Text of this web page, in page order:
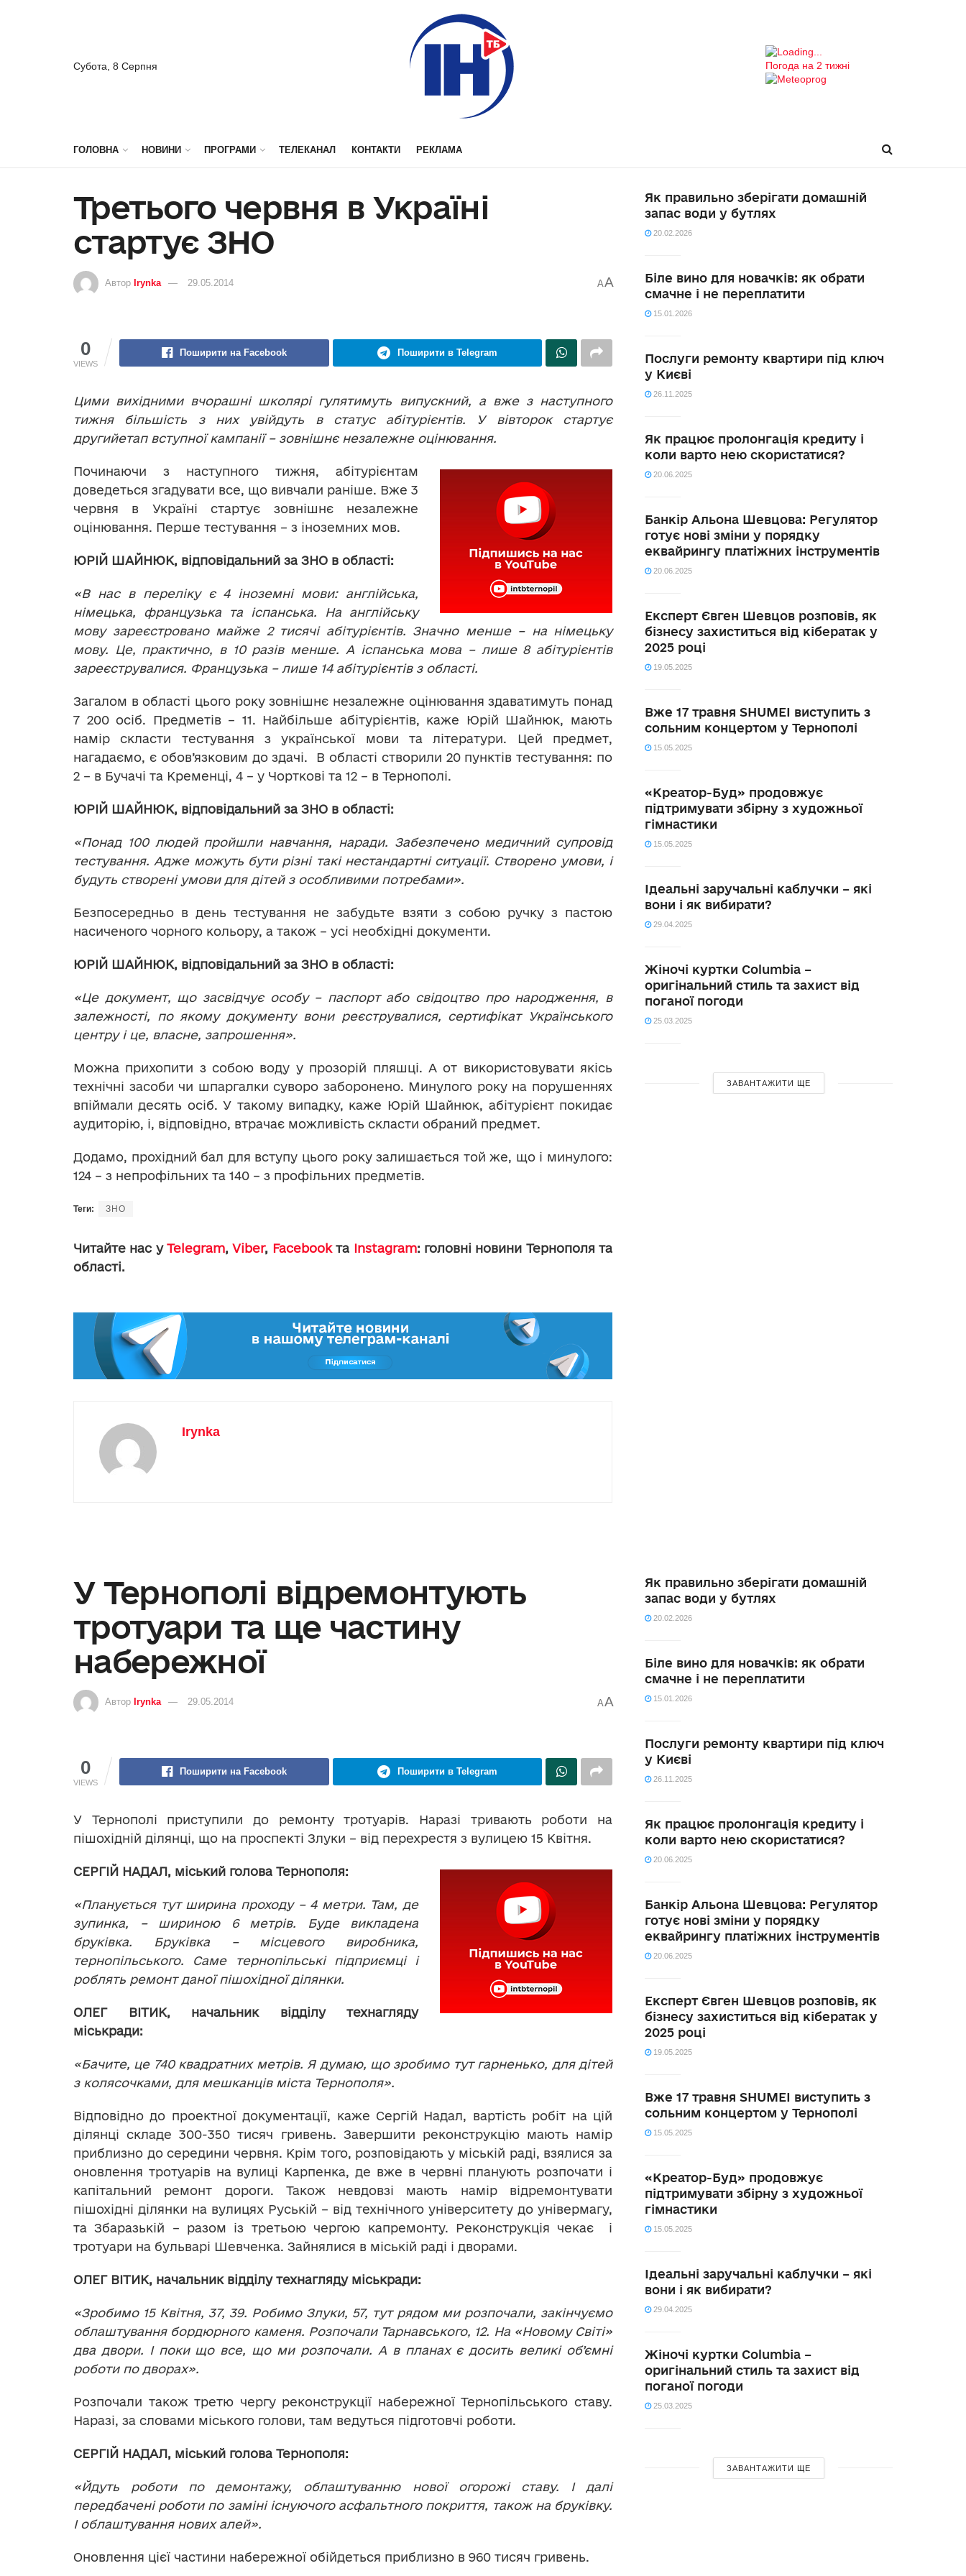
Субота, 8 Серпня Погода на 2 тижні
ГОЛОВНА НОВИНИ ПРОГРАМИ ТЕЛЕКАНАЛ КОНТАКТИ РЕКЛАМА
Третього червня в Україні
стартує ЗНО
Автор Irynka 29.05.2014 AA
0
VIEWS
Поширити на Facebook Поширити в Telegram
Цими вихідними вчорашні школярі гулятимуть випускний, а вже з наступного
тижня більшість з них увійдуть в статус абітурієнтів. У вівторок стартує
другийетап вступної кампанії – зовнішнє незалежне оцінювання.
Починаючи з наступного тижня, абітурієнтам
доведеться згадувати все, що вивчали раніше. Вже 3
червня в Україні стартує зовнішнє незалежне
оцінювання. Перше тестування – з іноземних мов.
ЮРІЙ ШАЙНЮК, відповідальний за ЗНО в області:
«В нас в переліку є 4 іноземні мови: англійська,
німецька, французька та іспанська. На англійську
мову зареєстровано майже 2 тисячі абітурієнтів. Значно менше – на німецьку
мову. Це, практично, в 10 разів менше. А іспанська мова – лише 8 абітурієнтів
зареєструвалися. Французька – лише 14 абітурієнтів з області.
Загалом в області цього року зовнішнє незалежне оцінювання здаватимуть понад
7 200 осіб. Предметів – 11. Найбільше абітурієнтів, каже Юрій Шайнюк, мають
намір скласти тестування з української мови та літератури. Цей предмет,
нагадаємо, є обов’язковим до здачі. В області створили 20 пунктів тестування: по
2 – в Бучачі та Кременці, 4 – у Чорткові та 12 – в Тернополі.
ЮРІЙ ШАЙНЮК, відповідальний за ЗНО в області:
«Понад 100 людей пройшли навчання, наради. Забезпечено медичний супровід
тестування. Адже можуть бути різні такі нестандартні ситуації. Створено умови, і
будуть створені умови для дітей з особливими потребами».
Безпосередньо в день тестування не забудьте взяти з собою ручку з пастою
насиченого чорного кольору, а також – усі необхідні документи.
ЮРІЙ ШАЙНЮК, відповідальний за ЗНО в області:
«Це документ, що засвідчує особу – паспорт або свідоцтво про народження, в
залежності, по якому документу вони реєструвалися, сертифікат Українського
центру і це, власне, запрошення».
Можна прихопити з собою воду у прозорій пляшці. А от використовувати якісь
технічні засоби чи шпаргалки суворо заборонено. Минулого року на порушеннях
впіймали десять осіб. У такому випадку, каже Юрій Шайнюк, абітурієнт покидає
аудиторію, і, відповідно, втрачає можливість скласти обраний предмет.
Додамо, прохідний бал для вступу цього року залишається той же, що і минулого:
124 – з непрофільних та 140 – з профільних предметів.
Теги: ЗНО
Читайте нас уTelegram,Viber, Facebookта Instagram: головні новини Тернополя та
області.
Irynka
Як правильно зберігати домашній
запас води у бутлях
20.02.2026
Біле вино для новачків: як обрати
смачне і не переплатити
15.01.2026
Послуги ремонту квартири під ключ
у Києві
26.11.2025
Як працює пролонгація кредиту і
коли варто нею скористатися?
20.06.2025
Банкір Альона Шевцова: Регулятор
готує нові зміни у порядку
еквайрингу платіжних інструментів
20.06.2025
Експерт Євген Шевцов розповів, як
бізнесу захиститься від кібератак у
2025 році
19.05.2025
Вже 17 травня SHUMEI виступить з
сольним концертом у Тернополі
15.05.2025
«Креатор-Буд» продовжує
підтримувати збірну з художньої
гімнастики
15.05.2025
Ідеальні заручальні каблучки – які
вони і як вибирати?
29.04.2025
Жіночі куртки Columbia –
оригінальний стиль та захист від
поганої погоди
25.03.2025
ЗАВАНТАЖИТИ ЩЕ
У Тернополі відремонтують
тротуари та ще частину
набережної
Автор Irynka 29.05.2014 AA
0
VIEWS
Поширити на Facebook Поширити в Telegram
У Тернополі приступили до ремонту тротуарів. Наразі тривають роботи на
пішохідній ділянці, що на проспекті Злуки – від перехрестя з вулицею 15 Квітня.
СЕРГІЙ НАДАЛ, міський голова Тернополя:
«Планується тут ширина проходу – 4 метри. Там, де
зупинка, – шириною 6 метрів. Буде викладена
бруківка. Бруківка – місцевого виробника,
тернопільського. Саме тернопільські підприємці і
роблять ремонт даної пішохідної ділянки.
ОЛЕГ ВІТИК, начальник відділу технагляду
міськради:
«Бачите, це 740 квадратних метрів. Я думаю, що зробимо тут гарненько, для дітей
з колясочками, для мешканців міста Тернополя».
Відповідно до проектної документації, каже Сергій Надал, вартість робіт на цій
ділянці складе 300-350 тисяч гривень. Завершити реконструкцію мають намір
приблизно до середини червня. Крім того, розповідають у міській раді, взялися за
оновлення тротуарів на вулиці Карпенка, де вже в червні планують розпочати і
капітальний ремонт дороги. Також невдовзі мають намір відремонтувати
пішохідні ділянки на вулицях Руській – від технічного університету до універмагу,
та Збаразькій – разом із третьою чергою капремонту. Реконструкція чекає і
тротуари на бульварі Шевченка. Зайнялися в міській раді і дворами.
ОЛЕГ ВІТИК, начальник відділу технагляду міськради:
«Зробимо 15 Квітня, 37, 39. Робимо Злуки, 57, тут рядом ми розпочали, закінчуємо
облаштування бордюрного каменя. Розпочали Тарнавського, 12. На «Новому Світі»
два двори. І поки що все, що ми розпочали. А в планах є досить великі об’ємні
роботи по дворах».
Розпочали також третю чергу реконструкції набережної Тернопільського ставу.
Наразі, за словами міського голови, там ведуться підготовчі роботи.
СЕРГІЙ НАДАЛ, міський голова Тернополя:
«Йдуть роботи по демонтажу, облаштуванню нової огорожі ставу. І далі
передбачені роботи по заміні існуючого асфальтного покриття, також на бруківку.
І облаштування нових алей».
Оновлення цієї частини набережної обійдеться приблизно в 960 тисяч гривень.
Як правильно зберігати домашній
запас води у бутлях
20.02.2026
Біле вино для новачків: як обрати
смачне і не переплатити
15.01.2026
Послуги ремонту квартири під ключ
у Києві
26.11.2025
Як працює пролонгація кредиту і
коли варто нею скористатися?
20.06.2025
Банкір Альона Шевцова: Регулятор
готує нові зміни у порядку
еквайрингу платіжних інструментів
20.06.2025
Експерт Євген Шевцов розповів, як
бізнесу захиститься від кібератак у
2025 році
19.05.2025
Вже 17 травня SHUMEI виступить з
сольним концертом у Тернополі
15.05.2025
«Креатор-Буд» продовжує
підтримувати збірну з художньої
гімнастики
15.05.2025
Ідеальні заручальні каблучки – які
вони і як вибирати?
29.04.2025
Жіночі куртки Columbia –
оригінальний стиль та захист від
поганої погоди
25.03.2025
ЗАВАНТАЖИТИ ЩЕ